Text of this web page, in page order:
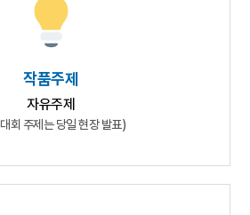
작품주제
자유주제
회 주제는 당일 현장 발표)